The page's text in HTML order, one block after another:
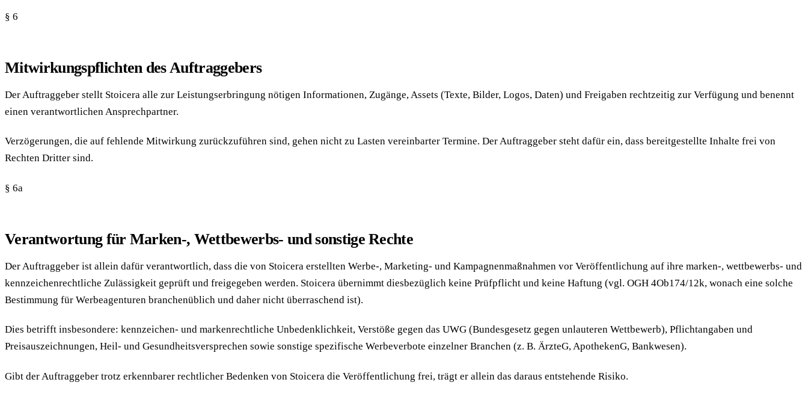
§ 6
Mitwirkungspflichten des Auftraggebers
Der Auftraggeber stellt Stoicera alle zur Leistungserbringung nötigen Informationen, Zugänge, Assets (Texte, Bilder, Logos, Daten) und Freigaben rechtzeitig zur Verfügung und benennt
einen verantwortlichen Ansprechpartner.
Verzögerungen, die auf fehlende Mitwirkung zurückzuführen sind, gehen nicht zu Lasten vereinbarter Termine. Der Auftraggeber steht dafür ein, dass bereitgestellte Inhalte frei von
Rechten Dritter sind.
§ 6a
Verantwortung für Marken-, Wettbewerbs- und sonstige Rechte
Der Auftraggeber ist allein dafür verantwortlich, dass die von Stoicera erstellten Werbe-, Marketing- und Kampagnenmaßnahmen vor Veröffentlichung auf ihre marken-, wettbewerbs- und
kennzeichenrechtliche Zulässigkeit geprüft und freigegeben werden. Stoicera übernimmt diesbezüglich keine Prüfpflicht und keine Haftung (vgl. OGH 4Ob174/12k, wonach eine solche
Bestimmung für Werbeagenturen branchenüblich und daher nicht überraschend ist).
Dies betrifft insbesondere: kennzeichen- und markenrechtliche Unbedenklichkeit, Verstöße gegen das UWG (Bundesgesetz gegen unlauteren Wettbewerb), Pflichtangaben und
Preisauszeichnungen, Heil- und Gesundheitsversprechen sowie sonstige spezifische Werbeverbote einzelner Branchen (z. B. ÄrzteG, ApothekenG, Bankwesen).
Gibt der Auftraggeber trotz erkennbarer rechtlicher Bedenken von Stoicera die Veröffentlichung frei, trägt er allein das daraus entstehende Risiko.